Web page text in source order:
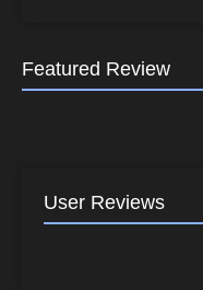
Featured Review
User Reviews